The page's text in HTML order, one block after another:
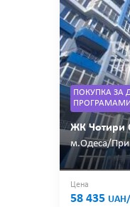
ПОКУПКА ЗА
ПРОГРАМАМИ
ЖК Чотири
м.Одеса/
Цена
58 435